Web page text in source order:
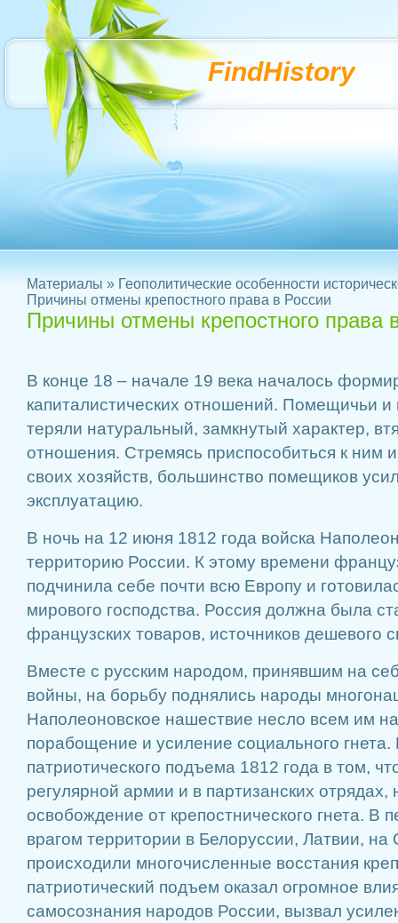
FindHistory
Материалы » Геополитические особенности
Причины отмены крепостного права в России
Причины отмены крепостного права
В конце 18 – начале 19 века началось
капиталистических отношений. Помещичьи и
теряли натуральный, замкнутый характер,
отношения. Стремясь приспособиться к ним
своих хозяйств, большинство помещиков
эксплуатацию.
В ночь на 12 июня 1812 года войска
территорию России. К этому времени
подчинила себе почти всю Европу и
мирового господства. Россия должна была
французских товаров, источников дешевого
Вместе с русским народом, принявшим на
войны, на борьбу поднялись народы
Наполеоновское нашествие несло всем им
порабощение и усиление социального
патриотического подъема 1812 года в том,
регулярной армии и в партизанских
освобождение от крепостнического гнета. В
врагом территории в Белоруссии, Латвии,
происходили многочисленные восстания
патриотический подъем оказал огромное
самосознания народов России, вызвал